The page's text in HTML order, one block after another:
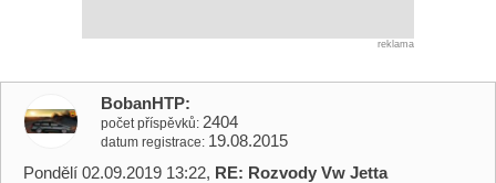
reklama
BobanHTP
počet příspěvků 2404
datum registrace 19.08.2015
Pondělí 02.09.2019 13:22, RE: Rozvody Vw Jetta